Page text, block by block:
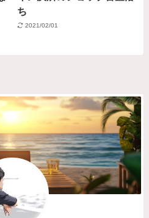
ち
2021/02/01